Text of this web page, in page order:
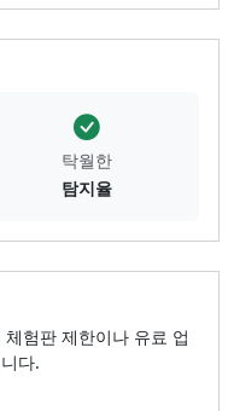
탁월한
탐지율
험판 제한이나 유료 업
다.